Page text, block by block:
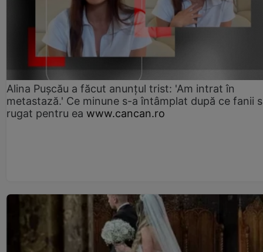
Alina Pușcău a făcut anunțul trist: 'Am intrat în
metastază.' Ce minune s-a întâmplat după ce fanii
rugat pentru ea www.cancan.ro